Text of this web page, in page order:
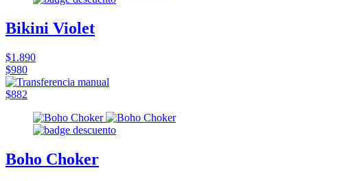
Bikini Violet
$1.890
$980
$882
Boho Choker